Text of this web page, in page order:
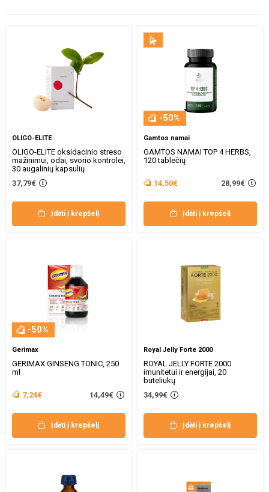
OLIGO-ELITE
OLIGO-ELITE oksidacinio streso
mažinimui, odai, svorio kontrolei,
30 augalinių kapsulių
37,79€
Įdėti į krepšelį
-50%
Gamtos namai
GAMTOS NAMAI TOP 4 HERBS,
120 tablečių
14,50€ 28,99€
Įdėti į krepšelį
-50%
Gerimax
GERIMAX GINSENG TONIC, 250
ml
7,24€ 14,49€
Įdėti į krepšelį
Royal Jelly Forte 2000
ROYAL JELLY FORTE 2000
imunitetui ir energijai, 20
buteliukų
34,99€
Įdėti į krepšelį